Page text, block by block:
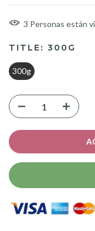
3 Personas están
TITLE: 300G
300g